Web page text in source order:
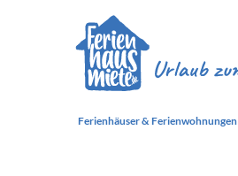
Ferienhäuser & Ferienwohnungen